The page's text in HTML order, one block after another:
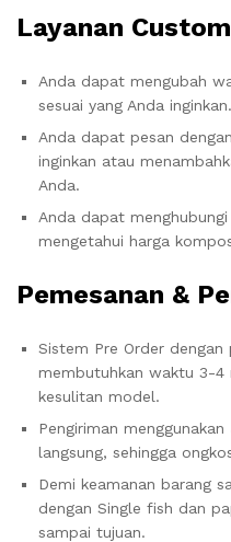
Layanan Custom
Anda dapat mengubah
sesuai yang Anda inginkan.
Anda dapat pesan
inginkan atau
Anda.
Anda dapat
mengetahui harga
Pemesanan &
Sistem Pre Order
membutuhkan waktu 3-4
kesulitan model.
Pengiriman
langsung, sehingga
Demi keamanan barang
dengan Single fish dan
sampai tujuan.